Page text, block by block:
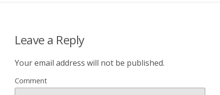
Leave a Reply
Your email address will not be published.
Comment